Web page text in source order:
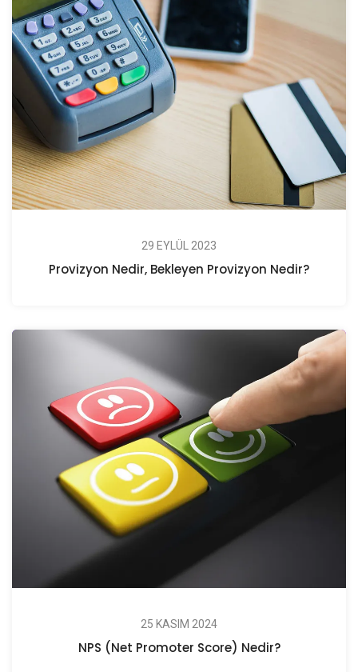
29 EYLÜL 2023
Provizyon Nedir, Bekleyen Provizyon Nedir?
25 KASIM 2024
NPS (Net Promoter Score) Nedir?